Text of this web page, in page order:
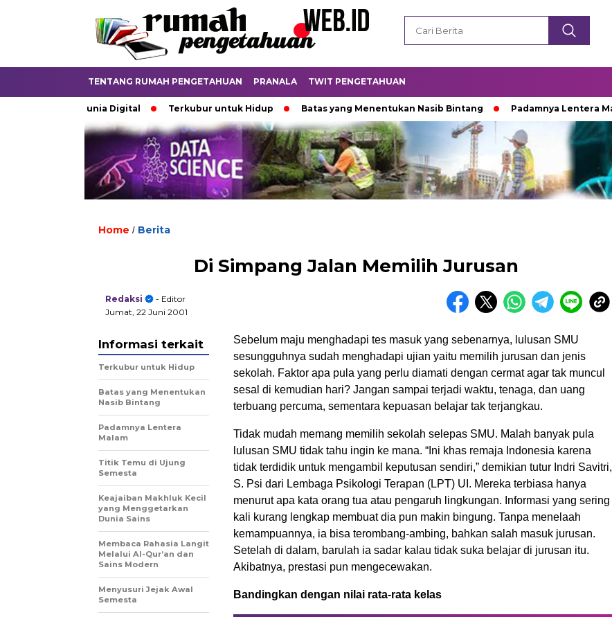
TENTANG RUMAH PENGETAHUAN PRANALA TWIT PENGETAHUAN
di Dunia Digital Terkubur untuk Hidup Batas yang Menentukan Nasib Bintang Padamnya Lentera Malam
Home / Berita
Di Simpang Jalan Memilih Jurusan
Redaksi
- Editor
Jumat, 22 Juni 2001
Sebelum maju menghadapi tes masuk yang sebenarnya, lulusan SMU
sesungguhnya sudah menghadapi ujian yaitu memilih jurusan dan jenis
sekolah. Faktor apa pula yang perlu diamati dengan cermat agar tak muncul
sesal di kemudian hari? Jangan sampai terjadi waktu, tenaga, dan uang
terbuang percuma, sementara kepuasan belajar tak terjangkau.
Tidak mudah memang memilih sekolah selepas SMU. Malah banyak pula
lulusan SMU tidak tahu ingin ke mana. “Ini khas remaja Indonesia karena
tidak terdidik untuk mengambil keputusan sendiri,” demikian tutur Indri Savitri,
S. Psi dari Lembaga Psikologi Terapan (LPT) UI. Mereka terbiasa hanya
menurut apa kata orang tua atau pengaruh lingkungan. Informasi yang sering
kali kurang lengkap membuat dia pun makin bingung. Tanpa menelaah
kemampuannya, ia bisa terombang-ambing, bahkan salah masuk jurusan.
Setelah di dalam, barulah ia sadar kalau tidak suka belajar di jurusan itu.
Akibatnya, prestasi pun mengecewakan.
Bandingkan dengan nilai rata-rata kelas
Informasi terkait
Terkubur untuk Hidup
Batas yang Menentukan
Nasib Bintang
Padamnya Lentera
Malam
Titik Temu di Ujung
Semesta
Keajaiban Makhluk Kecil
yang Menggetarkan
Dunia Sains
Membaca Rahasia Langit
Melalui Al-Qur’an dan
Sains Modern
Menyusuri Jejak Awal
Semesta